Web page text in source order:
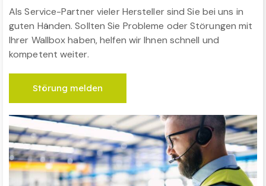
Als Service-Partner vieler Hersteller sind Sie bei uns in
guten Händen. Sollten Sie Probleme oder Störungen mit
Ihrer Wallbox haben, helfen wir Ihnen schnell und
kompetent weiter.
Störung melden